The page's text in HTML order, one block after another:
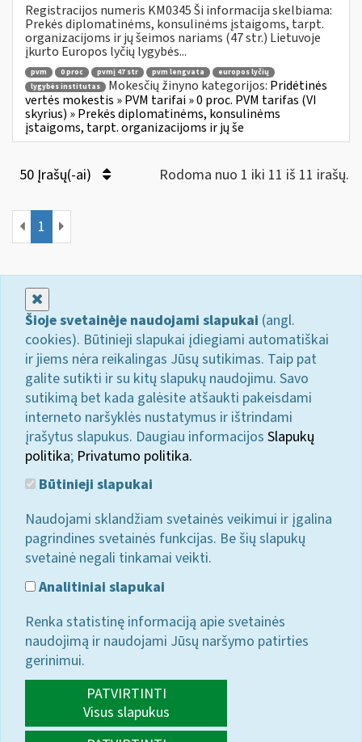
Registracijos numeris KM0345 Ši informacija skelbiama:
Prekės diplomatinėms, konsulinėms įstaigoms, tarpt.
organizacijoms ir jų šeimos nariams (47 str.) Lietuvoje
įkurto Europos lyčių lygybės...
pvm 0 proc pvmį 47 str pvm lengvata
europos lyčių
lygybės institutas
Mokesčių žinyno kategorijos: Pridėtinės
vertės mokestis » PVM tarifai » 0 proc. PVM tarifas (VI
skyrius) » Prekės diplomatinėms, konsulinėms
įstaigoms, tarpt. organizacijoms ir jų še
50 Įrašų(-ai) Rodoma nuo 1 iki 11 iš 11 irašų.
1
Šioje svetainėje naudojami slapukai (angl.
cookies). Būtinieji slapukai įdiegiami automatiškai
ir jiems nėra reikalingas Jūsų sutikimas. Taip pat
galite sutikti ir su kitų slapukų naudojimu. Savo
sutikimą bet kada galėsite atšaukti pakeisdami
interneto naršyklės nustatymus ir ištrindami
įrašytus slapukus. Daugiau informacijos Slapukų
politika; Privatumo politika.
Būtinieji slapukai
Naudojami sklandžiam svetainės veikimui ir įgalina
pagrindines svetainės funkcijas. Be šių slapukų
svetainė negali tinkamai veikti.
Analitiniai slapukai
Renka statistinę informaciją apie svetainės
naudojimą ir naudojami Jūsų naršymo patirties
gerinimui.
PATVIRTINTI
Visus slapukus